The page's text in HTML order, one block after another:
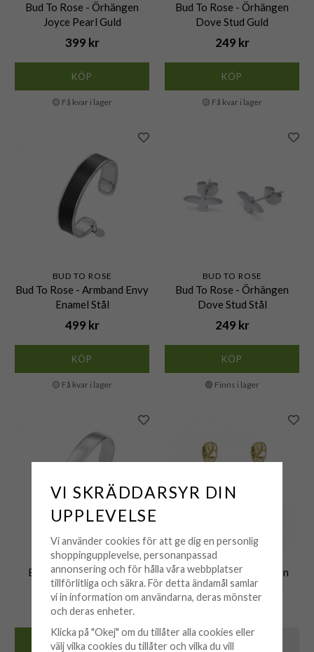
Bud To Rose - Örhängen
Joyce Pearl Guld
399 kr
KÖP
🟡 Få kvar i lager
Bud To Rose - Örhängen
Dove Stud Guld
249 kr
KÖP
🟡 Få kvar i lager
BUD TO ROSE
Bud To Rose - Armband Envy
Enamel Stål
499 kr
KÖP
🟡 Få kvar i lager
BUD TO ROSE
Bud To Rose - Örhängen
Dove Stud Stål
249 kr
KÖP
🟢 Finns i lager
BUD TO ROSE
Bud To Rose - Armband
Studio Bangle Stål
499 kr
KÖP
BUD TO ROSE
Bud To Rose - Örhängen
Paloma Small Vit Guld
INFO
VI SKRÄDDARSYR DIN
UPPLEVELSE
Vi använder cookies för att ge dig en personlig
shoppingupplevelse, personanpassad
annonsering och för hålla våra webbplatser
tillförlitliga och säkra. För detta ändamål samlar
vi in information om användarna, deras mönster
och deras enheter.
Klicka på "Okej" om du tillåter alla cookies eller
välj vilka cookies du tillåter och vilka du vill